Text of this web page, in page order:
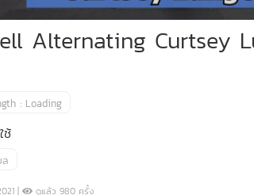
Alternating Curtsey
: Loading
ช้
ล
| ดูแล้ว 980 ครั้ง